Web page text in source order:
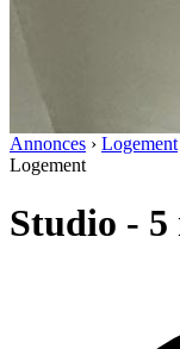
Annonces › Logement
Logement
Studio -